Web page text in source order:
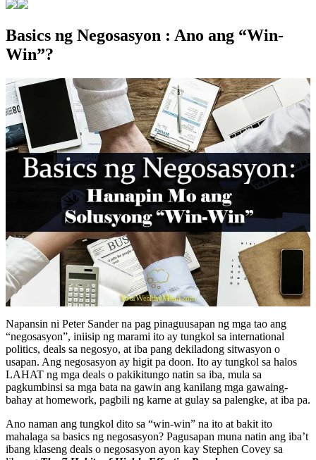
Basics ng Negosasyon : Ano ang “Win-
Win”?
Napansin ni Peter Sander na pag pinaguusapan ng mga tao ang
“negosasyon”, iniisip ng marami ito ay tungkol sa international
politics, deals sa negosyo, at iba pang dekiladong sitwasyon o
usapan. Ang negosasyon ay higit pa doon. Ito ay tungkol sa halos
LAHAT ng mga deals o pakikitungo natin sa iba, mula sa
pagkumbinsi sa mga bata na gawin ang kanilang mga gawaing-
bahay at homework, pagbili ng karne at gulay sa palengke, at iba pa.
Ano naman ang tungkol dito sa “win-win” na ito at bakit ito
mahalaga sa basics ng negosasyon? Pagusapan muna natin ang iba’t
ibang klaseng deals o negosasyon ayon kay Stephen Covey sa